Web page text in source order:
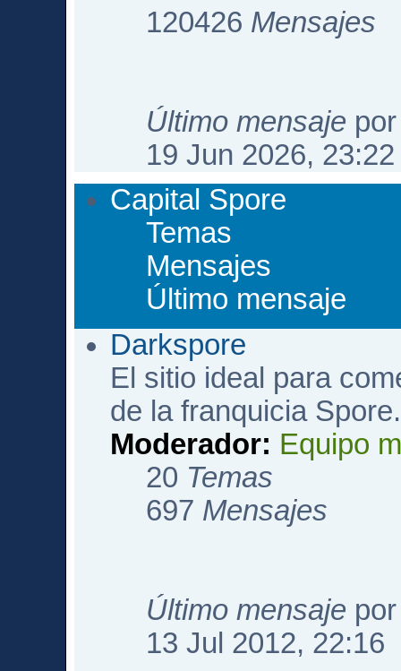
120426 Mensajes
Último mensaje
19 Jun 2026, 23:22
Capital Spore
Temas
Mensajes
Último mensaje
Darkspore
El sitio ideal para
de la franquicia Spore.
Moderador: Equipo
20 Temas
697 Mensajes
Último mensaje
13 Jul 2012, 22:16